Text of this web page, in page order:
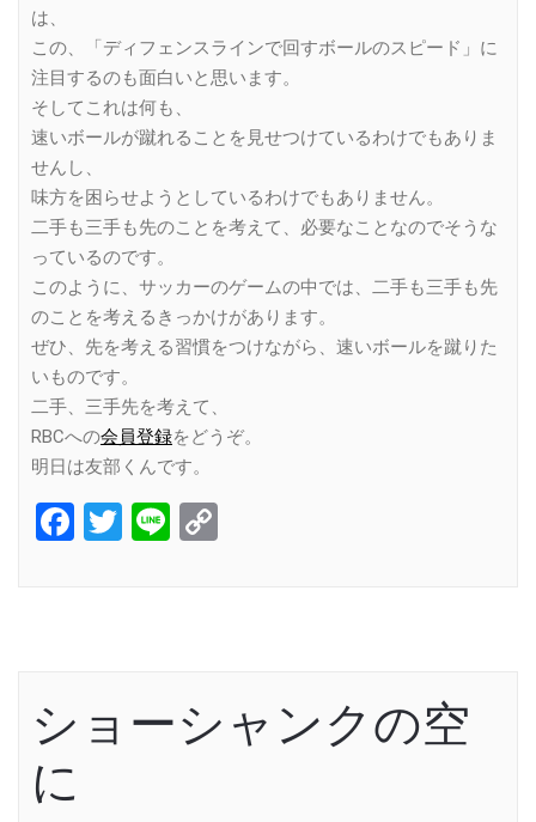
は、
この、「ディフェンスラインで回すボールのスピード」に
注目するのも面白いと思います。
そしてこれは何も、
速いボールが蹴れることを見せつけているわけでもありま
せんし、
味方を困らせようとしているわけでもありません。
二手も三手も先のことを考えて、必要なことなのでそうな
っているのです。
このように、サッカーのゲームの中では、二手も三手も先
のことを考えるきっかけがあります。
ぜひ、先を考える習慣をつけながら、速いボールを蹴りた
いものです。
二手、三手先を考えて、
RBCへの会員登録をどうぞ。
明日は友部くんです。
Facebook
Twitter
Line
ショーシャンクの空
に